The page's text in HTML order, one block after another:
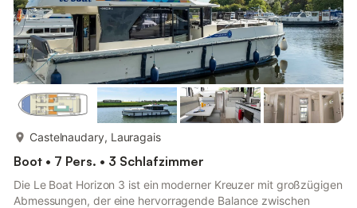
Castelnaudary, Lauragais
Boot • 7 Pers. • 3 Schlafzimmer
Die Le Boat Horizon 3 ist ein moderner Kreuzer mit großzügigen
Abmessungen, der eine hervorragende Balance zwischen